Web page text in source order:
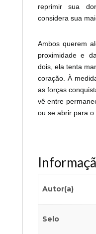
reprimir sua
considera sua
Ambos querem
proximidade e
dois, ela tenta
coração. À
as forças
vê entre
ou se abrir para o
Autor(a)
Selo